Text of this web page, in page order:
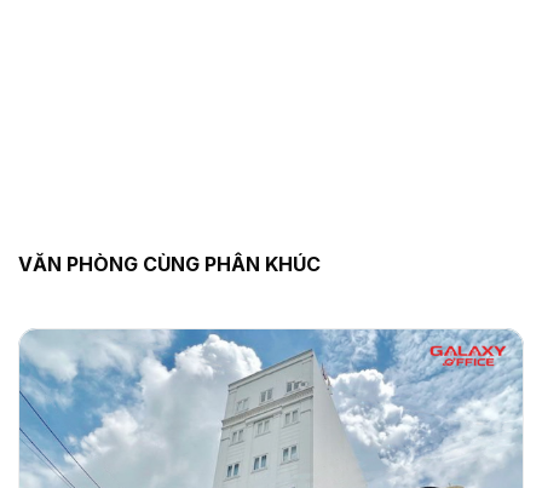
VĂN PHÒNG CÙNG PHÂN KHÚC